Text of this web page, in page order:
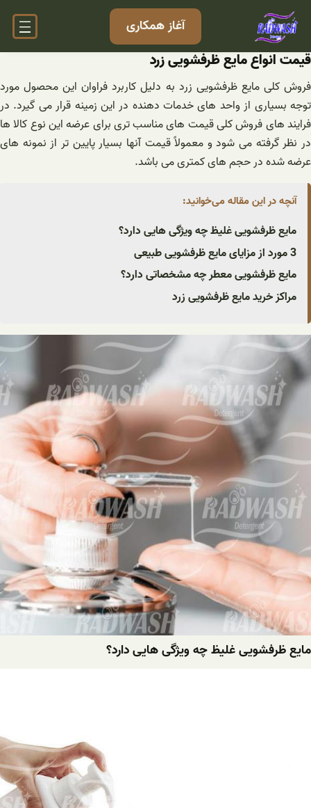
رفتن
آغاز همکاری
قیمت انواع مایع ظرفشویی زرد
فروش کلی مایع ظرفشویی زرد به دلیل کاربرد فراوان این محصول مورد
توجه بسیاری از واحد های خدمات دهنده در این زمینه قرار می ‌گیرد. در
فرایند های فروش کلی قیمت‌ های مناسب ‌تری برای عرضه این نوع کالا ها
در نظر گرفته می ‌شود و معمولاً قیمت آنها بسیار پایین تر از نمونه های
عرضه شده در حجم های کمتری می باشد.
آنچه در این مقاله می‌خوانید:
مایع ظرفشویی غلیظ چه ویژگی هایی دارد؟
3 مورد از مزایای مایع ظرفشویی طبیعی
مایع ظرفشویی معطر چه مشخصاتی دارد؟
مراکز خرید مایع ظرفشویی زرد
مایع ظرفشویی غلیظ چه ویژگی هایی دارد؟